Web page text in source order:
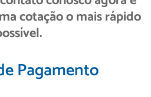
cotação o mais rápido
Pagamento